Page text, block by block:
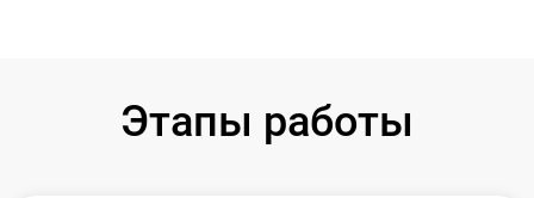
Этапы работы